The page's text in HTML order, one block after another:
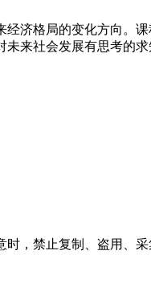
济格局的变化方向。
来社会发展有思考的
，禁止复制、盗用、